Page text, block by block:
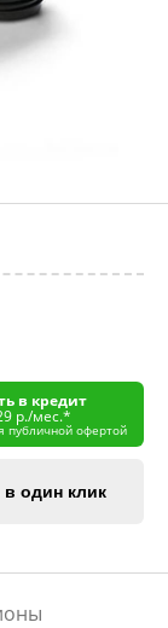
в кредит
р./мес.*
публичной офертой
в один клик